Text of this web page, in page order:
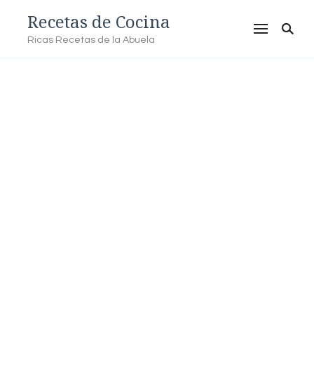
Recetas de Cocina
Ricas Recetas de la Abuela